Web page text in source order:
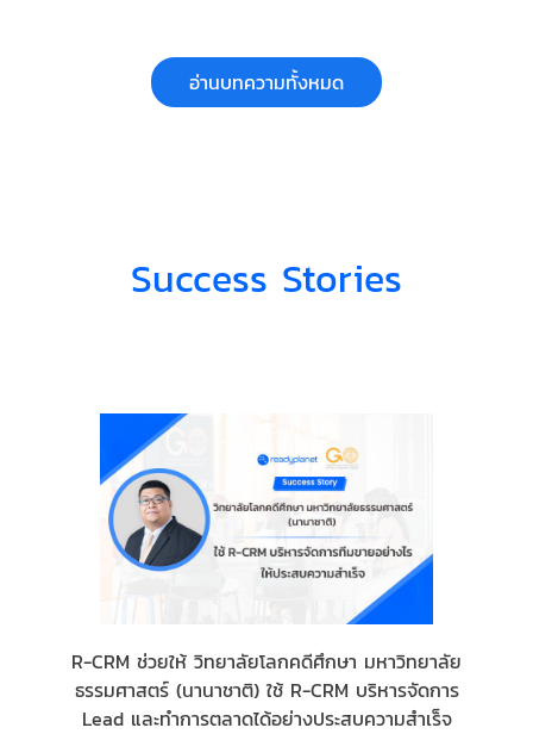
อ่านบทความทั้งหมด
Success Stories
R-CRM ช่วยให้ วิทยาลัยโลกคดีศึกษา มหาวิทยาลัย
ธรรมศาสตร์ (นานาชาติ) ใช้ R-CRM บริหารจัดการ
Lead และทำการตลาดได้อย่างประสบความสำเร็จ